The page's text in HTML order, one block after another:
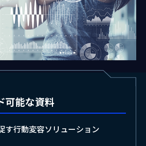
可能な資料
す行動変容ソリューション